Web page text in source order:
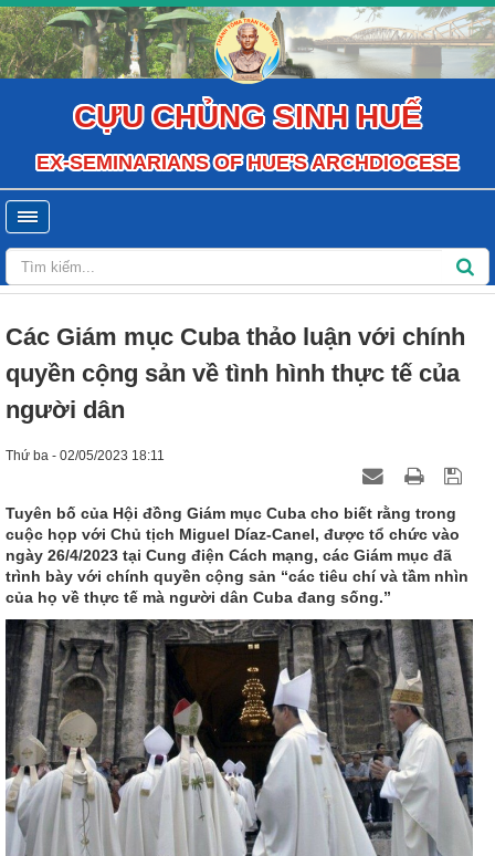
CỰU CHỦNG SINH HUẾ
EX-SEMINARIANS OF HUE'S ARCHDIOCESE
Các Giám mục Cuba thảo luận với chính
quyền cộng sản về tình hình thực tế của
người dân
Thứ ba - 02/05/2023 18:11
Tuyên bố của Hội đồng Giám mục Cuba cho biết rằng trong
cuộc họp với Chủ tịch Miguel Díaz-Canel, được tổ chức vào
ngày 26/4/2023 tại Cung điện Cách mạng, các Giám mục đã
trình bày với chính quyền cộng sản “các tiêu chí và tầm nhìn
của họ về thực tế mà người dân Cuba đang sống.”